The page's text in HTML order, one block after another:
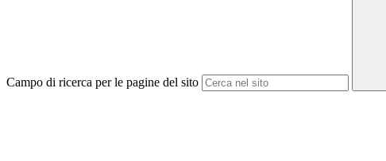
Campo di ricerca per le pagine del sito